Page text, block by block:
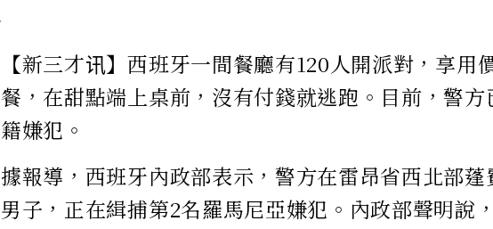
【新三才讯】西班牙一間餐廳有120人開派對，享用
餐，在甜點端上桌前，沒有付錢就逃跑。目前，警
籍嫌犯。
據報導，西班牙內政部表示，警方在雷昂省西北部
男子，正在緝捕第2名羅馬尼亞嫌犯。內政部聲明說，